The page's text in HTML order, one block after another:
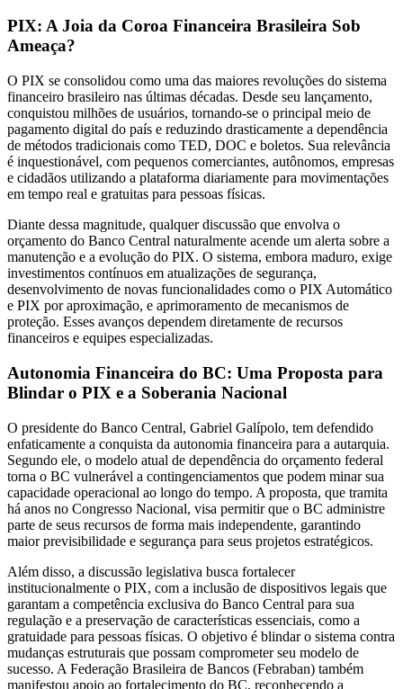
PIX: A Joia da Coroa Financeira Brasileira Sob
Ameaça?
O PIX se consolidou como uma das maiores revoluções do sistema
financeiro brasileiro nas últimas décadas. Desde seu lançamento,
conquistou milhões de usuários, tornando-se o principal meio de
pagamento digital do país e reduzindo drasticamente a dependência
de métodos tradicionais como TED, DOC e boletos. Sua relevância
é inquestionável, com pequenos comerciantes, autônomos, empresas
e cidadãos utilizando a plataforma diariamente para movimentações
em tempo real e gratuitas para pessoas físicas.
Diante dessa magnitude, qualquer discussão que envolva o
orçamento do Banco Central naturalmente acende um alerta sobre a
manutenção e a evolução do PIX. O sistema, embora maduro, exige
investimentos contínuos em atualizações de segurança,
desenvolvimento de novas funcionalidades como o PIX Automático
e PIX por aproximação, e aprimoramento de mecanismos de
proteção. Esses avanços dependem diretamente de recursos
financeiros e equipes especializadas.
Autonomia Financeira do BC: Uma Proposta para
Blindar o PIX e a Soberania Nacional
O presidente do Banco Central, Gabriel Galípolo, tem defendido
enfaticamente a conquista da autonomia financeira para a autarquia.
Segundo ele, o modelo atual de dependência do orçamento federal
torna o BC vulnerável a contingenciamentos que podem minar sua
capacidade operacional ao longo do tempo. A proposta, que tramita
há anos no Congresso Nacional, visa permitir que o BC administre
parte de seus recursos de forma mais independente, garantindo
maior previsibilidade e segurança para seus projetos estratégicos.
Além disso, a discussão legislativa busca fortalecer
institucionalmente o PIX, com a inclusão de dispositivos legais que
garantam a competência exclusiva do Banco Central para sua
regulação e a preservação de características essenciais, como a
gratuidade para pessoas físicas. O objetivo é blindar o sistema contra
mudanças estruturais que possam comprometer seu modelo de
sucesso. A Federação Brasileira de Bancos (Febraban) também
manifestou apoio ao fortalecimento do BC, reconhecendo a